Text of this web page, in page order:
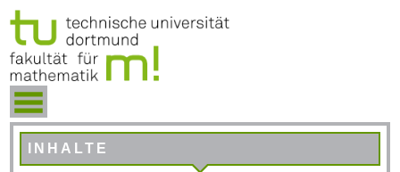
INHALTE